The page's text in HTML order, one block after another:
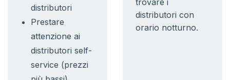
distributori
Prestare
attenzione ai
distributori self-
service (prezzi
trovare i
distributori con
orario notturno.